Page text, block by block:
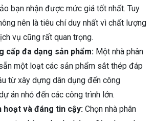
bạn nhận được mức giá tốt nhất. Tuy
nên là tiêu chí duy nhất vì chất lượng
vụ cũng rất quan trọng.
cấp đa dạng sản phẩm: Một nhà phân
một loạt các sản phẩm sắt thép đáp
từ xây dựng dân dụng đến công
án nhỏ đến các công trình lớn.
hoạt và đáng tin cậy: Chọn nhà phân